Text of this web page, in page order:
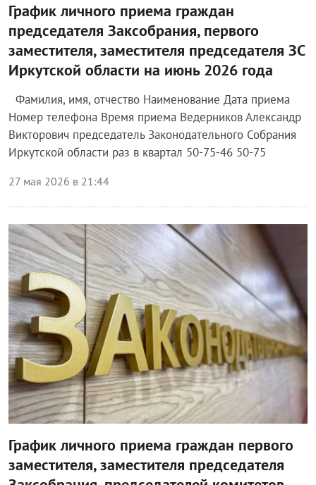
График личного приема граждан
председателя Заксобрания, первого
заместителя, заместителя председателя ЗС
Иркутской области на июнь 2026 года
Фамилия, имя, отчество Наименование Дата приема
Номер телефона Время приема Ведерников Александр
Викторович председатель Законодательного Собрания
Иркутской области раз в квартал 50-75-46 50-75
27 мая 2026 в 21:44
Власть
График личного приема граждан первого
заместителя, заместителя председателя